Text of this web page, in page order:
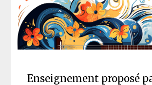
Enseignement proposé